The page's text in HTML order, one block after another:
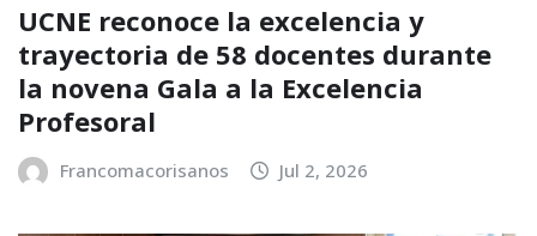
UCNE reconoce la excelencia y
trayectoria de 58 docentes durante
la novena Gala a la Excelencia
Profesoral
Francomacorisanos Jul 2, 2026